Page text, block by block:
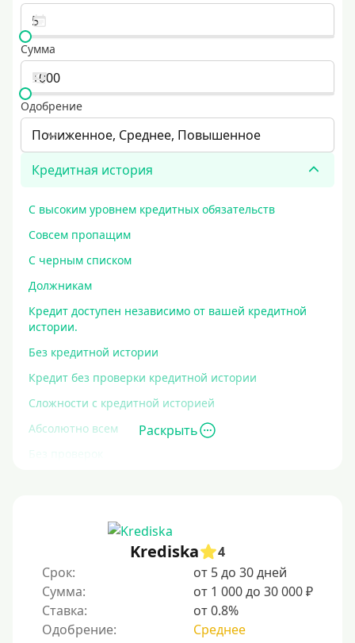
Сумма
Одобрение
Пониженное, Среднее, Повышенное
Кредитная история
С высоким уровнем кредитных обязательств
Совсем пропащим
С черным списком
Должникам
Кредит доступен независимо от вашей кредитной
истории.
Без кредитной истории
Кредит без проверки кредитной истории
Сложности с кредитной историей
Абсолютно всем
Без проверок
На карту без отказа
Залог
Под залог ПТС
Раскрыть
Krediska
4
Срок:
от 5 до 30 дней
Сумма:
от 1 000 до 30 000 ₽
Ставка:
от 0.8%
Одобрение:
Среднее